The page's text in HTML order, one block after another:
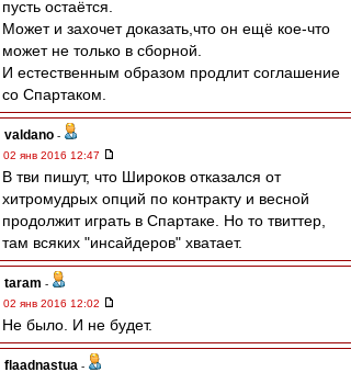
пусть остаётся.
Может и захочет доказать,что он ещё кое-что
может не только в сборной.
И естественным образом продлит соглашение
со Спартаком.
valdano -
02 янв 2016 12:47
В тви пишут, что Широков отказался от
хитромудрых опций по контракту и весной
продолжит играть в Спартаке. Но то твиттер,
там всяких "инсайдеров" хватает.
taram -
02 янв 2016 12:02
Не было. И не будет.
flaadnastua -